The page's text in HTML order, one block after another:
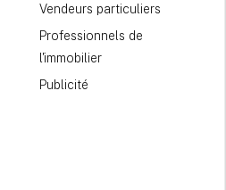
Vendeurs particuliers
Professionnels de
l'immobilier
Publicité